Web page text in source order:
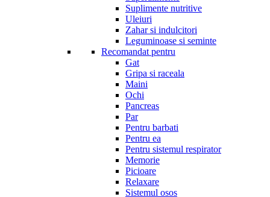
Suplimente nutritive
Uleiuri
Zahar si indulcitori
Leguminoase si seminte
Recomandat pentru
Gat
Gripa si raceala
Maini
Ochi
Pancreas
Par
Pentru barbati
Pentru ea
Pentru sistemul respirator
Memorie
Picioare
Relaxare
Sistemul osos